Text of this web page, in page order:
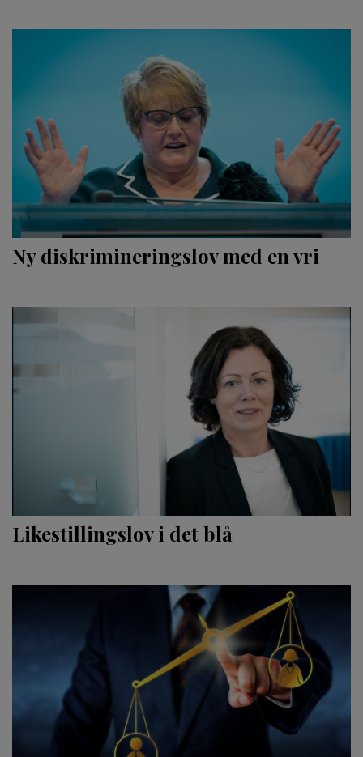
Ny diskrimi­nerings­lov med en vri
Likestillingslov i det blå